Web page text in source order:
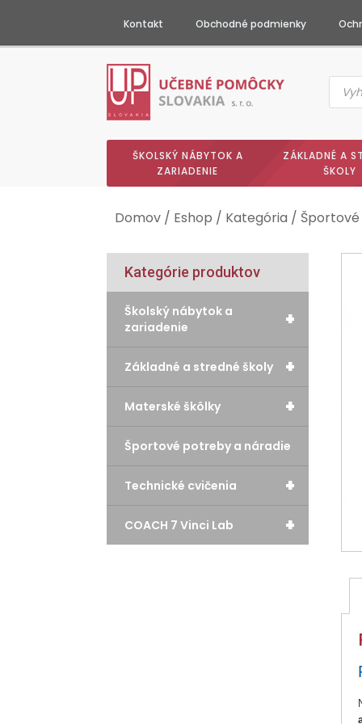
Kontakt Obchodné podmienky
search
ŠKOLSKÝ NÁBYTOK A
ZARIADENIE
ZÁKLADNÉ A
ŠKOLY
Domov / Eshop / Kategória /
Kategórie produktov
+
Školský nábytok a
zariadenie
+
Základné a stredné školy
+
Materské škôlky
Športové potreby a náradie
+
Technické cvičenia
+
COACH 7 Vinci Lab